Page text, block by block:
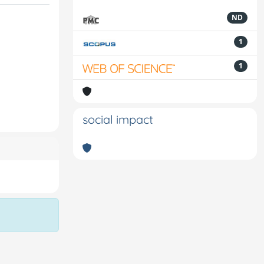
ND
1
1
social impact